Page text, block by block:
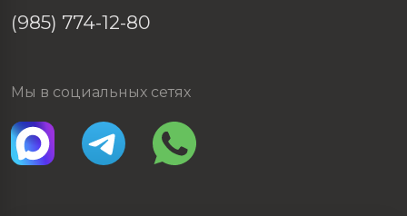
(985) 774-12-80
Мы в социальных сетях